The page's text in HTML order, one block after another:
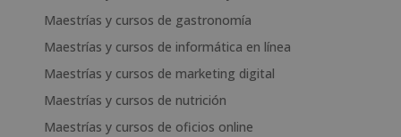
Maestrías y cursos de gastronomía
Maestrías y cursos de informática en línea
Maestrías y cursos de marketing digital
Maestrías y cursos de nutrición
Maestrías y cursos de oficios online